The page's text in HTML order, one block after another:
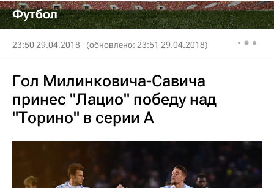
Футбол
23:50 29.04.2018 (обновлено: 23:51 29.04.2018)
Гол Милинковича-Савича
принес "Лацио" победу над
"Торино" в серии А